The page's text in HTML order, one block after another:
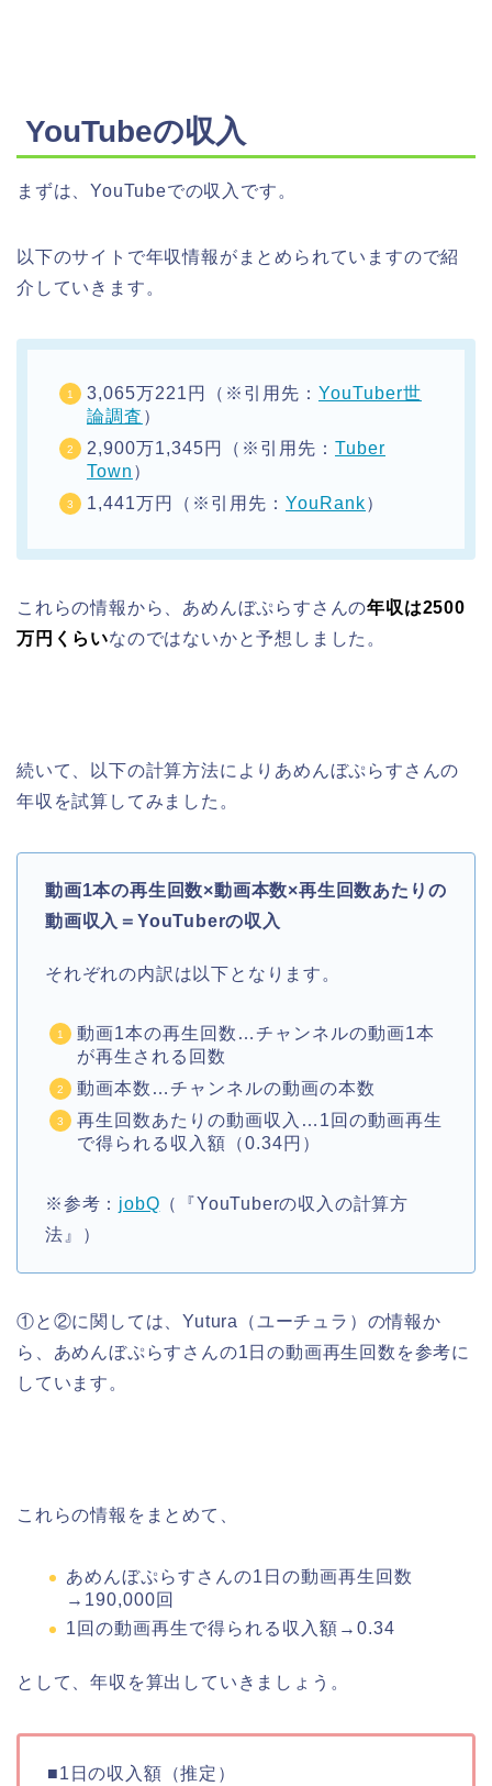
YouTubeの収入
まずは、YouTubeでの収入です。
以下のサイトで年収情報がまとめられていますので紹
介していきます。
3,065万221円（※引用先： YouTuber世
論調査 ）
2,900万1,345円（※引用先： Tuber
Town ）
1,441万円（※引用先： YouRank）
これらの情報から、あめんぼぷらすさんの年収は2500
万円くらいなのではないかと予想しました。
続いて、以下の計算方法によりあめんぼぷらすさんの
年収を試算してみました。
動画1本の再生回数×動画本数×再生回数あたりの
動画収入＝YouTuberの収入
それぞれの内訳は以下となります。
動画1本の再生回数…チャンネルの動画1本
が再生される回数
動画本数…チャンネルの動画の本数
再生回数あたりの動画収入…1回の動画再生
で得られる収入額（0.34円）
※参考： jobQ （『YouTuberの収入の計算方
法』）
①と②に関しては、Yutura（ユーチュラ）の情報か
ら、あめんぼぷらすさんの1日の動画再生回数を参考に
しています。
これらの情報をまとめて、
あめんぼぷらすさんの1日の動画再生回数
→190,000回
1回の動画再生で得られる収入額→0.34
として、年収を算出していきましょう。
■1日の収入額（推定）